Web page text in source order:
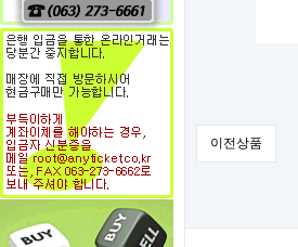
이전상품